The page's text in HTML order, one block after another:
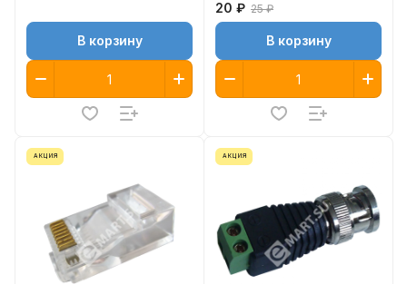
В корзину
20 ₽ 25 ₽
В корзину
АКЦИЯ АКЦИЯ